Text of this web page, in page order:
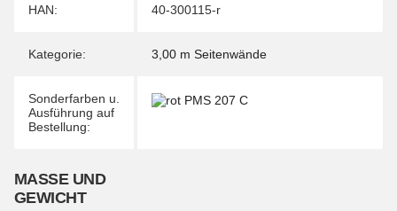
Produkteigenschaft
Wert
HAN: 40-300115-r
Kategorie: 3,00 m Seitenwände
Sonderfarben u.
Ausführung auf
Bestellung:
MASSE UND G
EWICHT